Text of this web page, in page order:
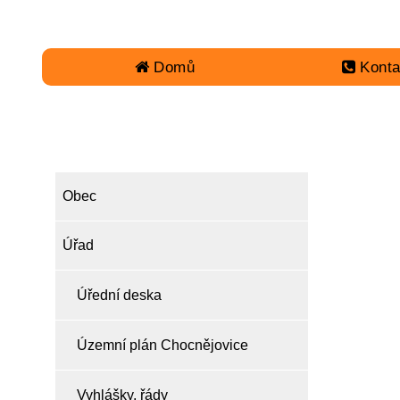
Domů
Obec
Úřad
Úřední deska
Územní plán Chocnějovice
Vyhlášky, řády